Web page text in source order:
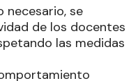
necesario, se
de los docentes
las medidas